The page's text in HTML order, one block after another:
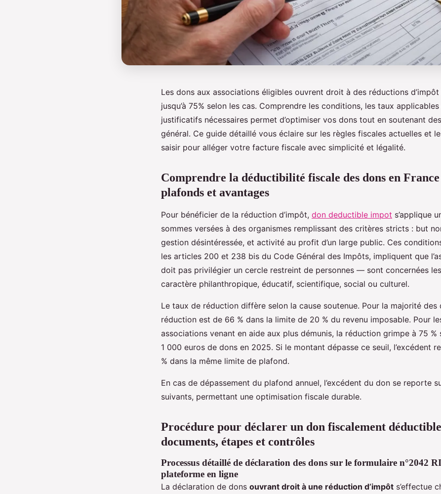
Les dons aux associations éligibles ouvrent droit à des réductions
jusqu’à 75% selon les cas. Comprendre les conditions, les taux
justificatifs nécessaires permet d’optimiser vos dons tout en soutenant
général. Ce guide détaillé vous éclaire sur les règles fiscales actuelles et
saisir pour alléger votre facture fiscale avec simplicité et légalité.
Comprendre la déductibilité fiscale des dons en
plafonds et avantages
Pour bénéficier de la réduction d’impôt, don deductible impot s’applique
sommes versées à des organismes remplissant des critères stricts : but
gestion désintéressée, et activité au profit d’un large public. Ces
les articles 200 et 238 bis du Code Général des Impôts, impliquent que
doit pas privilégier un cercle restreint de personnes — sont concernées
caractère philanthropique, éducatif, scientifique, social ou culturel.
Le taux de réduction diffère selon la cause soutenue. Pour la majorité des
réduction est de 66 % dans la limite de 20 % du revenu imposable. Pour
associations venant en aide aux plus démunis, la réduction grimpe à 75 %
1 000 euros de dons en 2025. Si le montant dépasse ce seuil, l’excédent
% dans la même limite de plafond.
En cas de dépassement du plafond annuel, l’excédent du don se reporte
suivants, permettant une optimisation fiscale durable.
Procédure pour déclarer un don fiscalement
documents, étapes et contrôles
Processus détaillé de déclaration des dons sur le formulaire n°2042
plateforme en ligne
La déclaration de dons ouvrant droit à une réduction d’impôt s’effectue